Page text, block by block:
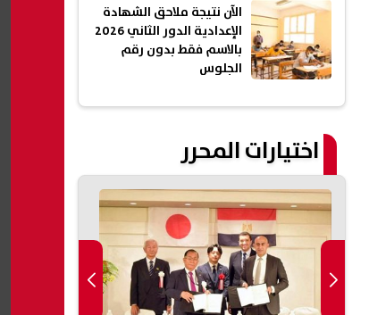
الآن نتيجة ملاحق الشهادة
الإعدادية الدور الثاني 2026
بالاسم فقط بدون رقم
الجلوس
اختيارات المحرر